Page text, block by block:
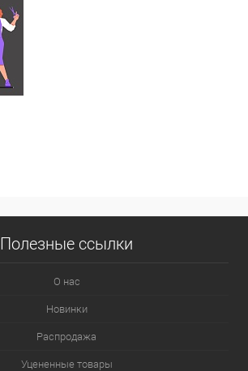
Полезные ссылки
О нас
Новинки
Распродажа
Уцененные товары